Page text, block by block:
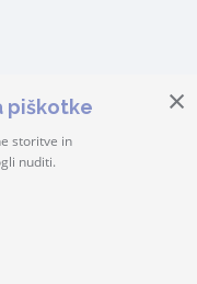
pridržane! |
piškotke
storitve in
nuditi.